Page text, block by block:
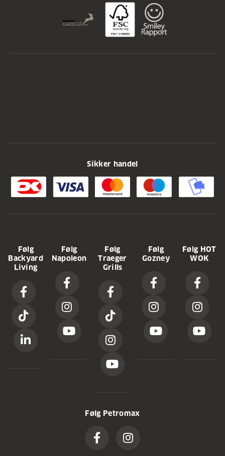
Sikker handel
Følg
Backyard
Living
Følg
Napoleon
Følg
Traeger
Grills
Følg
Gozney
Følg HOT
WOK
Følg Petromax